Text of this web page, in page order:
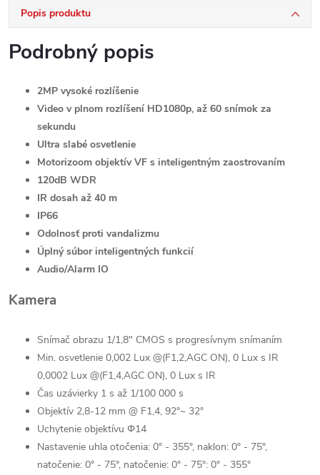
Popis produktu
Podrobný popis
2MP vysoké rozlíšenie
Video v plnom rozlíšení HD1080p, až 60 snímok za
sekundu
Ultra slabé osvetlenie
Motorizoom objektív VF s inteligentným zaostrovaním
120dB WDR
IR dosah až 40 m
IP66
Odolnosť proti vandalizmu
Úplný súbor inteligentných funkcií
Audio/Alarm IO
Kamera
Snímač obrazu 1/1,8" CMOS s progresívnym snímaním
Min. osvetlenie 0,002 Lux @(F1,2,AGC ON), 0 Lux s IR
0,0002 Lux @(F1,4,AGC ON), 0 Lux s IR
Čas uzávierky 1 s až 1/100 000 s
Objektív 2,8-12 mm @ F1,4, 92°~ 32°
Uchytenie objektívu Φ14
Nastavenie uhla otočenia: 0° - 355°, naklon: 0° - 75°,
natočenie: 0° - 75°, natočenie: 0° - 75°: 0° - 355°